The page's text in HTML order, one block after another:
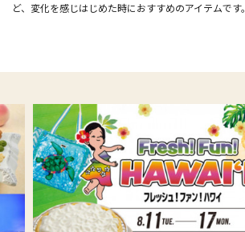
ど、変化を感じはじめた時におすすめのアイテムです。